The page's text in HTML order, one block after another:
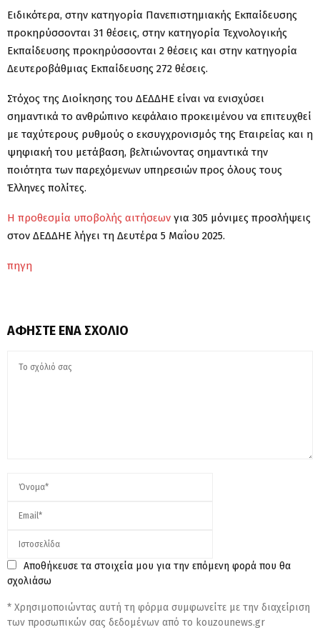
Ειδικότερα, στην κατηγορία Πανεπιστημιακής Εκπαίδευσης
προκηρύσσονται 31 θέσεις, στην κατηγορία Τεχνολογικής
Εκπαίδευσης προκηρύσσονται 2 θέσεις και στην κατηγορία
Δευτεροβάθμιας Εκπαίδευσης 272 θέσεις.
Στόχος της Διοίκησης του ΔΕΔΔΗΕ είναι να ενισχύσει
σημαντικά το ανθρώπινο κεφάλαιο προκειμένου να επιτευχθεί
με ταχύτερους ρυθμούς ο εκσυγχρονισμός της Εταιρείας και η
ψηφιακή του μετάβαση, βελτιώνοντας σημαντικά την
ποιότητα των παρεχόμενων υπηρεσιών προς όλους τους
Έλληνες πολίτες.
Η προθεσμία υποβολής αιτήσεων για 305 μόνιμες προσλήψεις
στον ΔΕΔΔΗΕ λήγει τη Δευτέρα 5 Μαΐου 2025.
πηγη
ΑΦΉΣΤΕ ΈΝΑ ΣΧΌΛΙΟ
Αποθήκευσε τα στοιχεία μου για την επόμενη φορά που θα
σχολιάσω
* Χρησιμοποιώντας αυτή τη φόρμα συμφωνείτε με την διαχείριση
των προσωπικών σας δεδομένων από το kouzounews.gr